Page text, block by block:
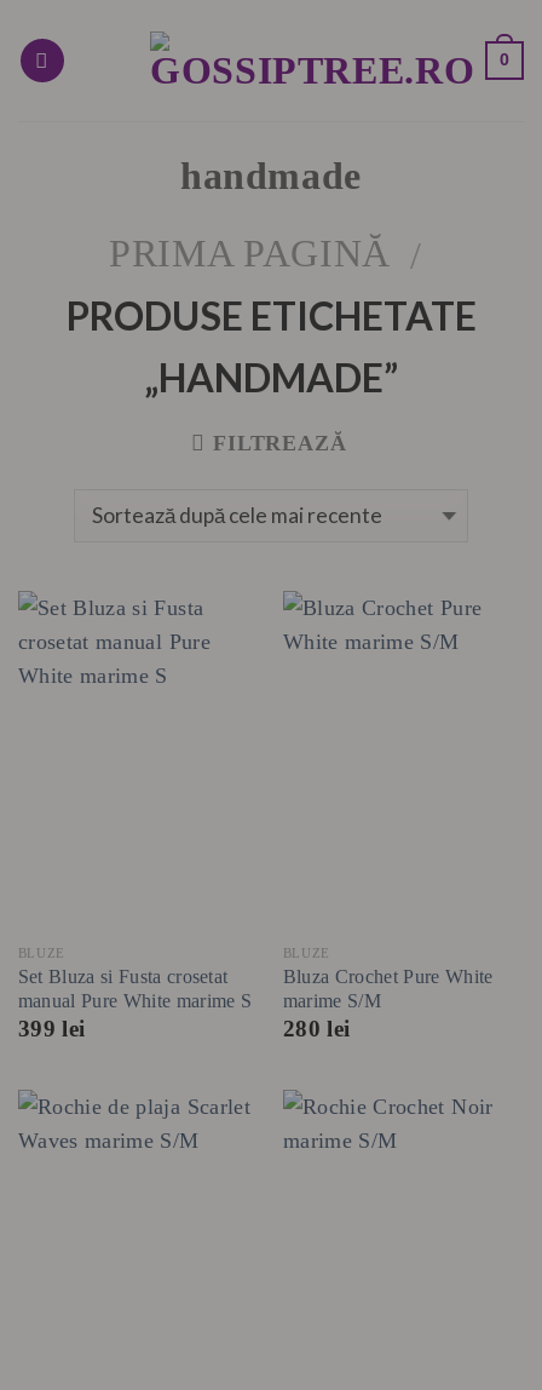
content
0
handmade
PRIMA PAGINĂ /
PRODUSE ETICHETATE
„HANDMADE”
FILTREAZĂ
BLUZE
Set Bluza si Fusta crosetat
manual Pure White marime S
399lei
BLUZE
Bluza Crochet Pure White
marime S/M
280lei